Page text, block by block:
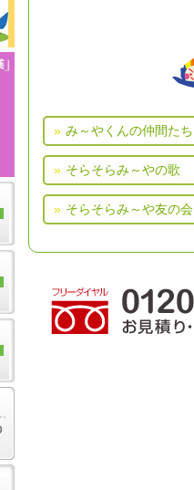
み～やくんの仲間たち
そらそらみ～やの歌
そらそらみ～や友の会